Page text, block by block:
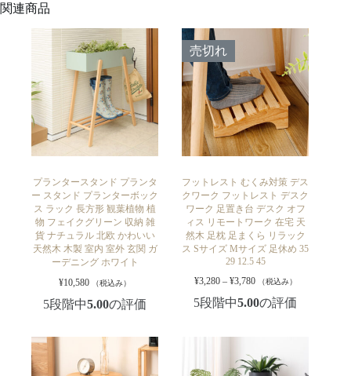
関連商品
プランタースタンド プランタ
ー スタンド プランターボック
ス ラック 長方形 観葉植物 植
物 フェイクグリーン 収納 雑
貨 ナチュラル 北欧 かわいい
天然木 木製 室内 室外 玄関 ガ
ーデニング ホワイト
¥10,580 （税込み）
5段階中5.00の評価
売切れ
フットレスト むくみ対策 デス
クワーク フットレスト デスク
ワーク 足置き台 デスク オフ
ィス リモートワーク 在宅 天
然木 足枕 足まくら リラック
ス Sサイズ Mサイズ 足休め 35
29 12.5 45
¥3,280 – ¥3,780 （税込み）
5段階中5.00の評価